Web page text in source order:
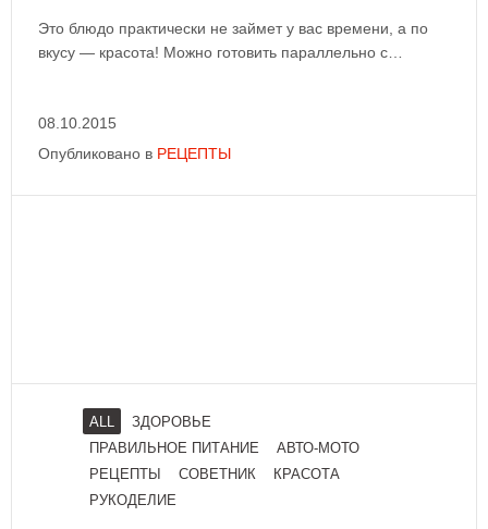
Это блюдо практически не займет у вас времени, а по
вкусу — красота! Можно готовить параллельно с…
08.10.2015
Опубликовано в РЕЦЕПТЫ
ALL
ЗДОРОВЬЕ
ПРАВИЛЬНОЕ ПИТАНИЕ
АВТО-МОТО
РЕЦЕПТЫ
СОВЕТНИК
КРАСОТА
РУКОДЕЛИЕ